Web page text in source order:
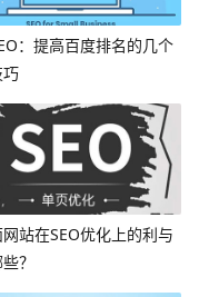
：提高百度排名的几个
站在SEO优化上的利与
？